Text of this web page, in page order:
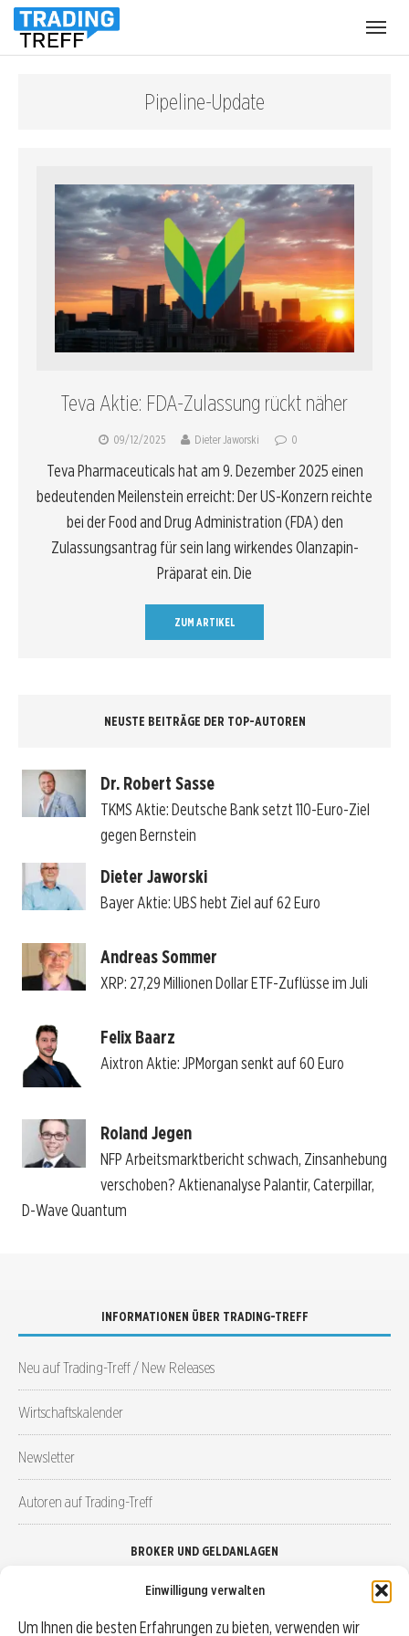
Einwilligung verwalten
Um Ihnen die besten Erfahrungen zu bieten, verwenden wir
Pipeline-Update
Teva Aktie: FDA-Zulassung rückt näher
09/12/2025 Dieter Jaworski 0
Teva Pharmaceuticals hat am 9. Dezember 2025 einen
bedeutenden Meilenstein erreicht: Der US-Konzern reichte
bei der Food and Drug Administration (FDA) den
Zulassungsantrag für sein lang wirkendes Olanzapin-
Präparat ein. Die
ZUM ARTIKEL
NEUSTE BEITRÄGE DER TOP-AUTOREN
Dr. Robert Sasse
TKMS Aktie: Deutsche Bank setzt 110-Euro-Ziel
gegen Bernstein
Dieter Jaworski
Bayer Aktie: UBS hebt Ziel auf 62 Euro
Andreas Sommer
XRP: 27,29 Millionen Dollar ETF-Zuflüsse im Juli
Felix Baarz
Aixtron Aktie: JPMorgan senkt auf 60 Euro
Roland Jegen
NFP Arbeitsmarktbericht schwach, Zinsanhebung
verschoben? Aktienanalyse Palantir, Caterpillar,
D-Wave Quantum
INFORMATIONEN ÜBER TRADING-TREFF
Neu auf Trading-Treff / New Releases
Wirtschaftskalender
Newsletter
Autoren auf Trading-Treff
BROKER UND GELDANLAGEN